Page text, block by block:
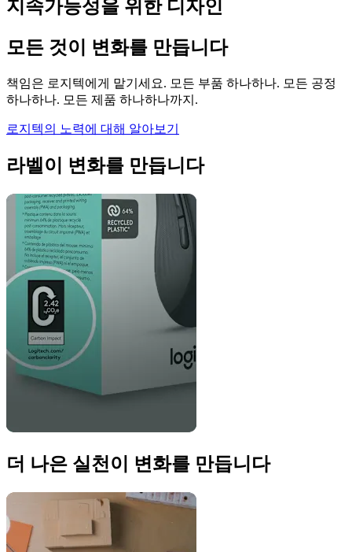
지속가능성을 위한 디자인
모든 것이 변화를 만듭니다
책임은 로지텍에게 맡기세요. 모든 부품 하나하나. 모든 공정
하나하나. 모든 제품 하나하나까지.
로지텍의 노력에 대해 알아보기
라벨이 변화를 만듭니다
더 나은 실천이 변화를 만듭니다